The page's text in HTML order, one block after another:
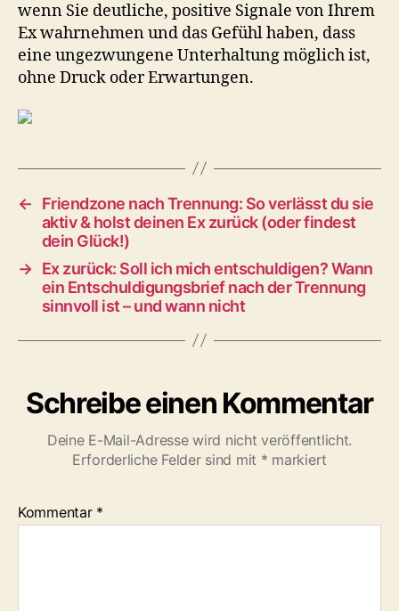
wenn Sie deutliche, positive Signale von Ihrem
Ex wahrnehmen und das Gefühl haben, dass
eine ungezwungene Unterhaltung möglich ist,
ohne Druck oder Erwartungen.
←
Friendzone nach Trennung: So verlässt du sie
aktiv & holst deinen Ex zurück (oder findest
dein Glück!)
→ Ex zurück: Soll ich mich entschuldigen? Wann
ein Entschuldigungsbrief nach der Trennung
sinnvoll ist – und wann nicht
Schreibe einen Kommentar
Deine E-Mail-Adresse wird nicht veröffentlicht.
Erforderliche Felder sind mit * markiert
Kommentar *